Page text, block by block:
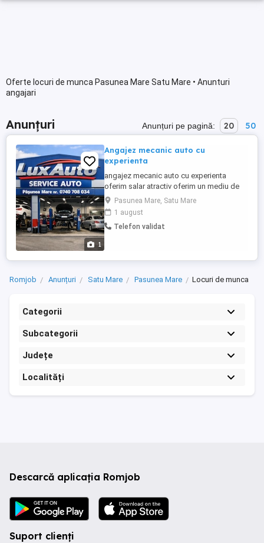
Oferte locuri de munca Pasunea Mare Satu Mare • Anunturi
angajari
Anunțuri Anunțuri pe pagină: 20 50
1
Angajez mecanic auto cu
experienta
angajez mecanic auto cu experienta
oferim salar atractiv oferim un mediu de
lucru curat si placut cerem si oferim
seriozitate
Pasunea Mare, Satu Mare
1 august
Telefon validat
Romjob Anunțuri Satu Mare Pasunea Mare Locuri de munca
Categorii
Subcategorii
Județe
Localități
Descarcă aplicația Romjob
Suport clienți